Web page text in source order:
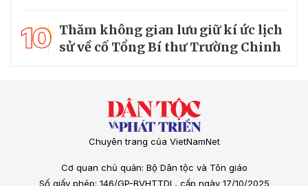
10 Thăm không gian lưu giữ kí ức lịch
sử về cố Tổng Bí thư Trường Chinh
Chuyên trang của VietNamNet
Cơ quan chủ quản: Bộ Dân tộc và Tôn giáo
Số giấy phép: 146/GP-BVHTTDL, cấp ngày 17/10/2025